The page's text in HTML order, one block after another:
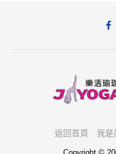
返回首頁 我是
Copyright ©